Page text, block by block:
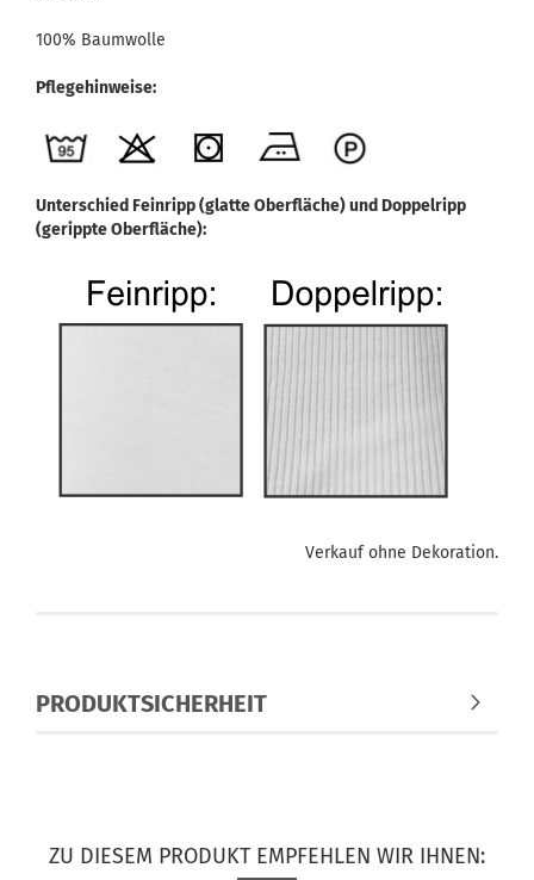
100% Baumwolle
Pflegehinweise:
Unterschied Feinripp (glatte Oberfläche) und Doppelripp
(gerippte Oberfläche):
Verkauf ohne Dekoration.
PRODUKTSICHERHEIT
ZU DIESEM PRODUKT EMPFEHLEN WIR IHNEN: